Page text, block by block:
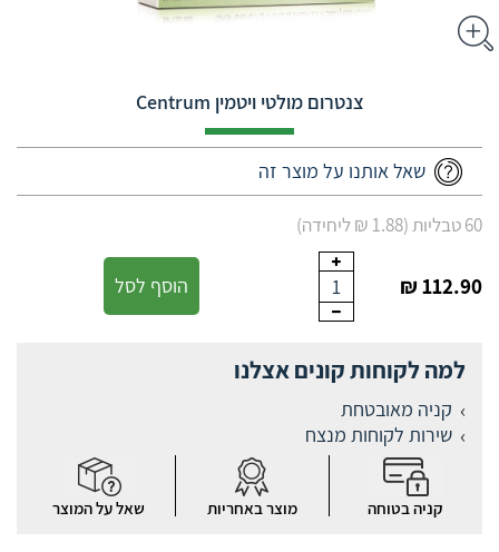
צנטרום מולטי ויטמין Centrum
שאל אותנו על מוצר זה
60 טבליות (1.88 ₪ ליחידה)
112.90 ₪
1 הוסף לסל
למה לקוחות קונים אצלנו
קניה מאובטחת
שירות לקוחות מנצח
קניה בטוחה מוצר באחריות שאל על המוצר